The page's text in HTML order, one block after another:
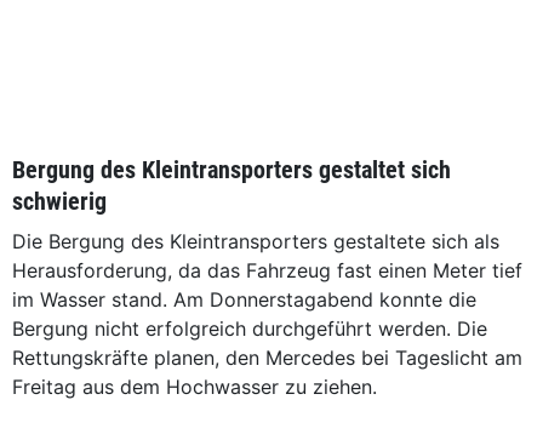
Bergung des Kleintransporters gestaltet sich
schwierig
Die Bergung des Kleintransporters gestaltete sich als
Herausforderung, da das Fahrzeug fast einen Meter tief
im Wasser stand. Am Donnerstagabend konnte die
Bergung nicht erfolgreich durchgeführt werden. Die
Rettungskräfte planen, den Mercedes bei Tageslicht am
Freitag aus dem Hochwasser zu ziehen.